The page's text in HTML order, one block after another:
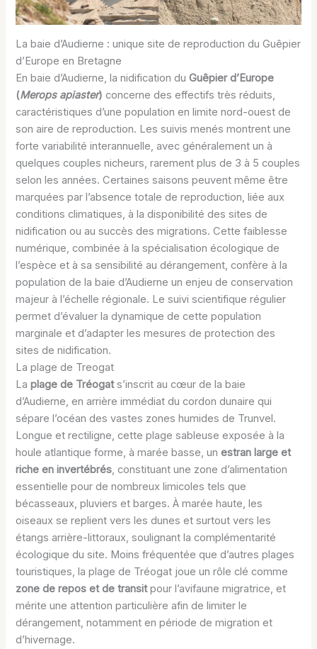
La baie d’Audierne : unique site de reproduction du Guêpier
d’Europe en Bretagne
En baie d’Audierne, la nidification duGuêpier d’Europe
(Merops apiaster) concerne des effectifs très réduits,
caractéristiques d’une population en limite nord-ouest de
son aire de reproduction. Les suivis menés montrent une
forte variabilité interannuelle, avec généralement un à
quelques couples nicheurs, rarement plus de 3 à 5 couples
selon les années. Certaines saisons peuvent même être
marquées par l’absence totale de reproduction, liée aux
conditions climatiques, à la disponibilité des sites de
nidification ou au succès des migrations. Cette faiblesse
numérique, combinée à la spécialisation écologique de
l’espèce et à sa sensibilité au dérangement, confère à la
population de la baie d’Audierne un enjeu de conservation
majeur à l’échelle régionale. Le suivi scientifique régulier
permet d’évaluer la dynamique de cette population
marginale et d’adapter les mesures de protection des
sites de nidification.
La plage de Treogat
Laplage de Tréogats’inscrit au cœur de la baie
d’Audierne, en arrière immédiat du cordon dunaire qui
sépare l’océan des vastes zones humides de Trunvel.
Longue et rectiligne, cette plage sableuse exposée à la
houle atlantique forme, à marée basse, unestran large et
riche en invertébrés, constituant une zone d’alimentation
essentielle pour de nombreux limicoles tels que
bécasseaux, pluviers et barges. À marée haute, les
oiseaux se replient vers les dunes et surtout vers les
étangs arrière-littoraux, soulignant la complémentarité
écologique du site. Moins fréquentée que d’autres plages
touristiques, la plage de Tréogat joue un rôle clé comme
zone de repos et de transitpour l’avifaune migratrice, et
mérite une attention particulière afin de limiter le
dérangement, notamment en période de migration et
d’hivernage.